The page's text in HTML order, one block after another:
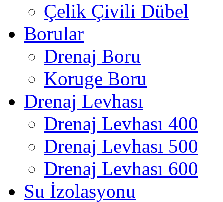
Çelik Çivili Dübel
Borular
Drenaj Boru
Koruge Boru
Drenaj Levhası
Drenaj Levhası 400
Drenaj Levhası 500
Drenaj Levhası 600
Su İzolasyonu